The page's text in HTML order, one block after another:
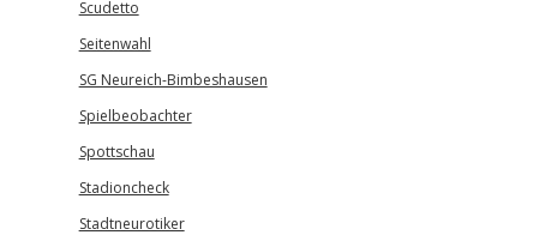
Scudetto
Seitenwahl
SG Neureich-Bimbeshausen
Spielbeobachter
Spottschau
Stadioncheck
Stadtneurotiker